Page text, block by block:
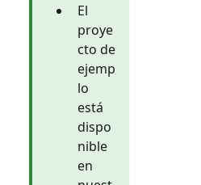
El
proye
cto de
ejemp
lo
está
dispo
nible
en